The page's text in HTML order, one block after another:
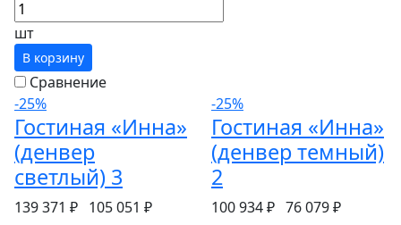
шт
В корзину
Сравнение
-25%
Гостиная «Инна»
(денвер
светлый) 3
139 371 ₽ 105 051 ₽
-25%
Гостиная «Инна»
(денвер темный)
2
100 934 ₽ 76 079 ₽